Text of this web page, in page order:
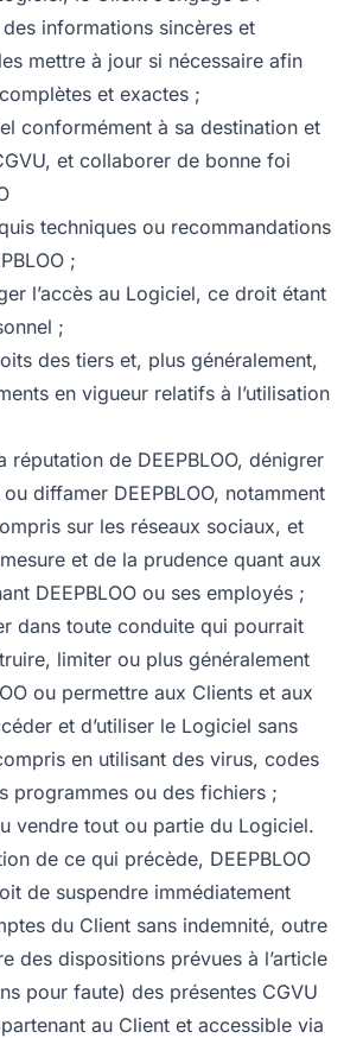
informations sincères et
mettre à jour si nécessaire afin
et exactes ;
conformément à sa destination et
et collaborer de bonne foi
techniques ou recommandations
;
l’accès au Logiciel, ce droit étant
;
des tiers et, plus généralement,
en vigueur relatifs à l’utilisation
réputation de DEEPBLOO, dénigrer
diffamer DEEPBLOO, notamment
sur les réseaux sociaux, et
et de la prudence quant aux
DEEPBLOO ou ses employés ;
dans toute conduite qui pourrait
limiter ou plus généralement
ou permettre aux Clients et aux
et d’utiliser le Logiciel sans
en utilisant des virus, codes
programmes ou des fichiers ;
vendre tout ou partie du Logiciel.
de ce qui précède, DEEPBLOO
de suspendre immédiatement
du Client sans indemnité, outre
des dispositions prévues à l’article
pour faute) des présentes CGVU
au Client et accessible via